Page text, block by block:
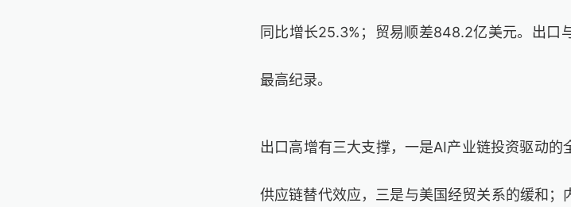
同比增长25.3%；贸易顺差848.2亿美元。出口
最高纪录。
出口高增有三大支撑，一是AI产业链投资驱动
供应链替代效应，三是与美国经贸关系的缓和